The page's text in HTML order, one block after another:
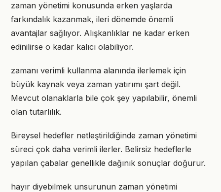
zaman yönetimi konusunda erken yaşlarda
farkındalık kazanmak, ileri dönemde önemli
avantajlar sağlıyor. Alışkanlıklar ne kadar erken
edinilirse o kadar kalıcı olabiliyor.
zamanı verimli kullanma alanında ilerlemek için
büyük kaynak veya zaman yatırımı şart değil.
Mevcut olanaklarla bile çok şey yapılabilir, önemli
olan tutarlılık.
Bireysel hedefler netleştirildiğinde zaman yönetimi
süreci çok daha verimli ilerler. Belirsiz hedeflerle
yapılan çabalar genellikle dağınık sonuçlar doğurur.
hayır diyebilmek unsurunun zaman yönetimi